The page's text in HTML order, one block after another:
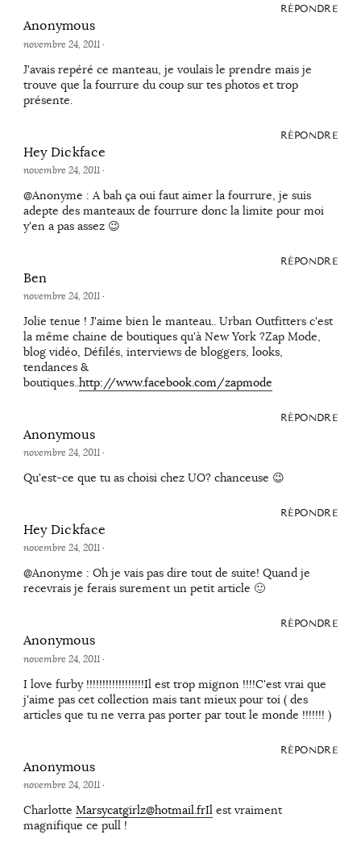
RÉPONDRE
Anonymous
novembre 24, 2011·
J'avais repéré ce manteau, je voulais le prendre mais je
trouve que la fourrure du coup sur tes photos et trop
présente.
RÉPONDRE
Hey Dickface
novembre 24, 2011·
@Anonyme : A bah ça oui faut aimer la fourrure, je suis
adepte des manteaux de fourrure donc la limite pour moi
y'en a pas assez 😉
RÉPONDRE
Ben
novembre 24, 2011·
Jolie tenue ! J'aime bien le manteau.. Urban Outfitters c'est
la même chaine de boutiques qu'à New York ?Zap Mode,
blog vidéo, Défilés, interviews de bloggers, looks,
tendances &
boutiques..http://www.facebook.com/zapmode
RÉPONDRE
Anonymous
novembre 24, 2011·
Qu'est-ce que tu as choisi chez UO? chanceuse 😉
RÉPONDRE
Hey Dickface
novembre 24, 2011·
@Anonyme : Oh je vais pas dire tout de suite! Quand je
recevrais je ferais surement un petit article 🙂
RÉPONDRE
Anonymous
novembre 24, 2011·
I love furby !!!!!!!!!!!!!!!!!!Il est trop mignon !!!!C'est vrai que
j'aime pas cet collection mais tant mieux pour toi ( des
articles que tu ne verra pas porter par tout le monde !!!!!!! )
RÉPONDRE
Anonymous
novembre 24, 2011·
Charlotte Marsycatgirlz@hotmail.frIlest vraiment
magnifique ce pull !